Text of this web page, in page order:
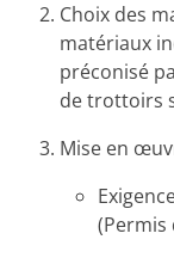
Choix des
matériaux
préconisé
de trottoirs
Mise en
(Permis